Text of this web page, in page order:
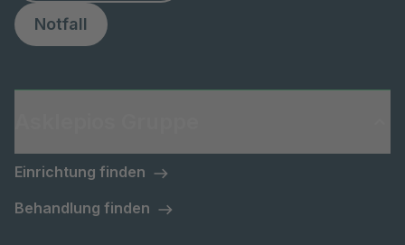
Notfall
Einrichtung finden
Behandlung finden